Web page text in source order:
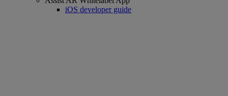
iOS developer guide